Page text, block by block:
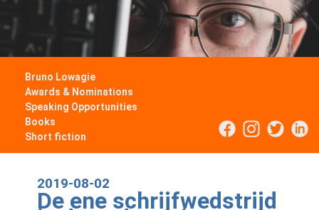
Bruno Lowagie
Awards & Nominations
Speaking Opportunities
Books
Short fiction
2019-08-02
De ene schrijfwedstrijd